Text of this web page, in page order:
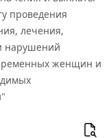
проведения
лечения,
нарушений
женщин и